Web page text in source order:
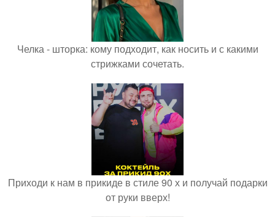
Челка - шторка: кому подходит, как носить и с какими
стрижками сочетать.
Приходи к нам в прикиде в стиле 90 х и получай подарки
от руки вверх!